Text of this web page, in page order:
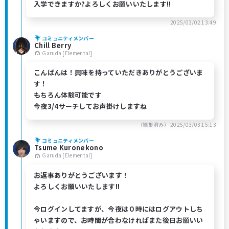
入学できますか?よろしくお願いいたします!!
2025/03/02 13:49
コミュニティメンバー
Chill Berry
Garuda [Elemental]
こんばんは！興味を持っていただきありがとうございま
す！
もちろん体験可能です
今夜3/4サーチしてお声掛けしますね
（編集済み）2025/03/03 15:13
コミュニティメンバー
Tsume Kuronekono
Garuda [Elemental]
お返事ありがとうございます！
よろしくお願いいたします!!
今ログインしてますが、今夜は０時にはログアウトしち
ゃいますので、お時間が合わなければまた後日お願いい